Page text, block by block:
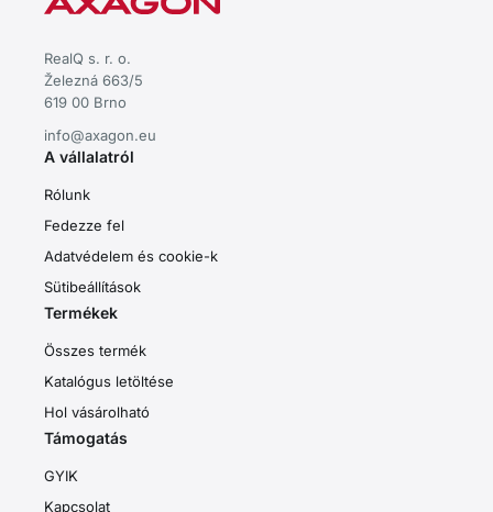
RealQ s. r. o.
Železná 663/5
619 00 Brno
info@axagon.eu
A vállalatról
Rólunk
Fedezze fel
Adatvédelem és cookie-k
Sütibeállítások
Termékek
Összes termék
Katalógus letöltése
Hol vásárolható
Támogatás
GYIK
Kapcsolat